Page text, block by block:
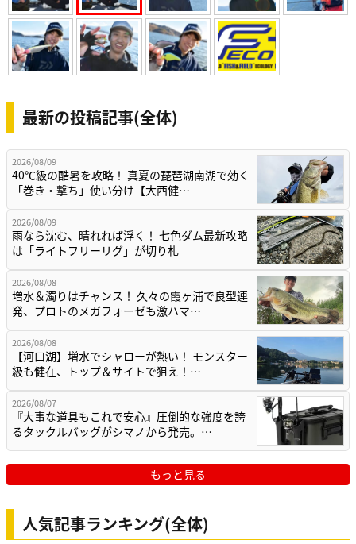
最新の投稿記事(全体)
2026/08/09
40℃級の酷暑を攻略！ 真夏の琵琶湖南湖で効く
「巻き・撃ち」使い分け【大西健…
2026/08/09
雨なら沈む、晴れれば浮く！ 七色ダム最新攻略
は「ライトフリーリグ」が切り札
2026/08/08
増水＆濁りはチャンス！ 久々の霞ヶ浦で良型連
発、プロトのメガフォーゼも激ハマ…
2026/08/08
【河口湖】増水でシャローが熱い！ モンスター
級も健在、トップ＆サイトで狙え！…
2026/08/07
『大事な道具もこれで安心』圧倒的な強度を誇
るタックルバッグがシマノから発売。…
もっと見る
人気記事ランキング(全体)